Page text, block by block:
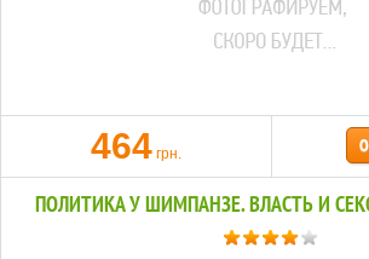
464грн.
ПОЛИТИКА У ШИМПАНЗЕ. ВЛАСТЬ И